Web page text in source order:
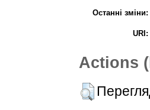
Останні зміни:
URI:
Actions